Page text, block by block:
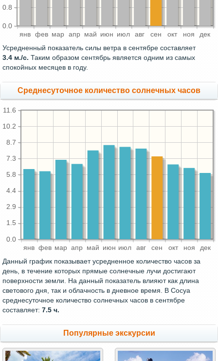
янв фев мар апр май июн июл авг сен окт ноя дек
0.0
0.8
Усредненный показатель силы ветра в сентябре составляет
3.4 м./с. Таким образом сентябрь является одним из самых
спокойных месяцев в году.
Среднесуточное количество солнечных часов
янв фев мар апр май июн июл авг сен окт ноя дек
0.0
1.5
2.9
4.4
5.8
7.3
8.7
10.2
11.6
Данный график показывает усредненное количество часов за
день, в течение которых прямые солнечные лучи достигают
поверхности земли. На данный показатель влияют как длина
светового дня, так и облачность в дневное время. В Сосуа
среднесуточное количество солнечных часов в сентябре
составляет: 7.5 ч.
Популярные экскурсии